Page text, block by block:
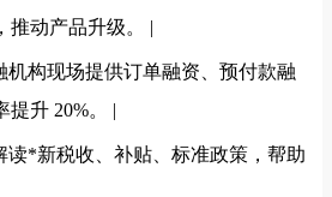
推动产品升级。 |
机构现场提供订单融资、预付款融
提升 20%。 |
读*新税收、补贴、标准政策，帮助